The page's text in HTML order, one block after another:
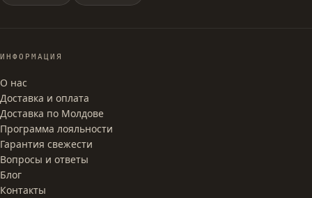
ИНФОРМАЦИЯ
О нас
Доставка и оплата
Доставка по Молдове
Программа лояльности
Гарантия свежести
Вопросы и ответы
Блог
Контакты